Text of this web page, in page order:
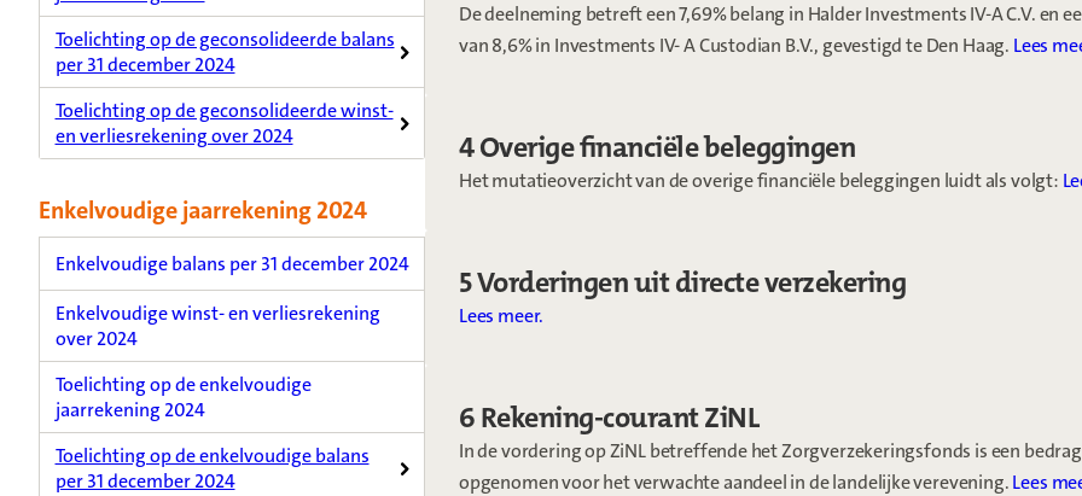
De deelneming betreft een 7,69% belang in Halder Investments IV-A C.V. en
van 8,6% in Investments IV- A Custodian B.V., gevestigd te Den Haag. Lees
4 Overige financiële beleggingen
Het mutatieoverzicht van de overige financiële beleggingen luidt als volgt:
5 Vorderingen uit directe verzekering
Lees meer.
6 Rekening-courant ZiNL
In de vordering op ZiNL betreffende het Zorgverzekeringsfonds is een bedrag
opgenomen voor het verwachte aandeel in de landelijke verevening.Lees
Toelichting op de geconsolideerde balans
per 31 december 2024
Toelichting op de geconsolideerde winst-
en verliesrekening over 2024
Enkelvoudige jaarrekening 2024
Enkelvoudige balans per 31 december 2024
Enkelvoudige winst- en verliesrekening
over 2024
Toelichting op de enkelvoudige
jaarrekening 2024
Toelichting op de enkelvoudige balans
per 31 december 2024